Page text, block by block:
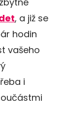
, a již se
hodin
vašeho
i